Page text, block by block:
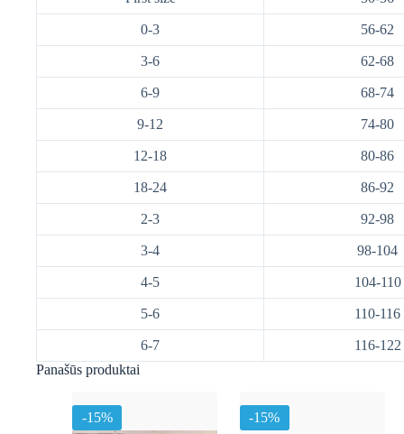
0-3 56-62
3-6 62-68
6-9 68-74
9-12 74-80
12-18 80-86
18-24 86-92
2-3 92-98
3-4 98-104
4-5 104-110
5-6 110-116
6-7
116-122
Panašūs produktai
-15% -15%